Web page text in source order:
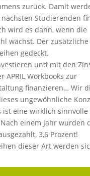
zurück. Damit
Studierenden
wird es dann, wenn die
wächst. Der
gedeckt.
und mit den
APRIL Workbooks zur
finanzieren… Wir
ungewöhnliche
ist eine wirklich
einem Jahr wurden
3,6 Prozent!
dieser Art werden